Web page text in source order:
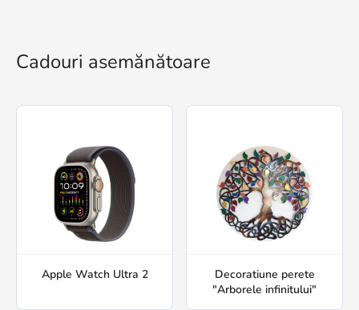
Cadouri asemănătoare
Apple Watch Ultra 2
Decoratiune perete
"Arborele infinitului"